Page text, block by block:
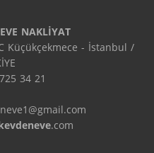
NAKLİYAT
Küçükçekmece - İstanbul /
34 21
.com